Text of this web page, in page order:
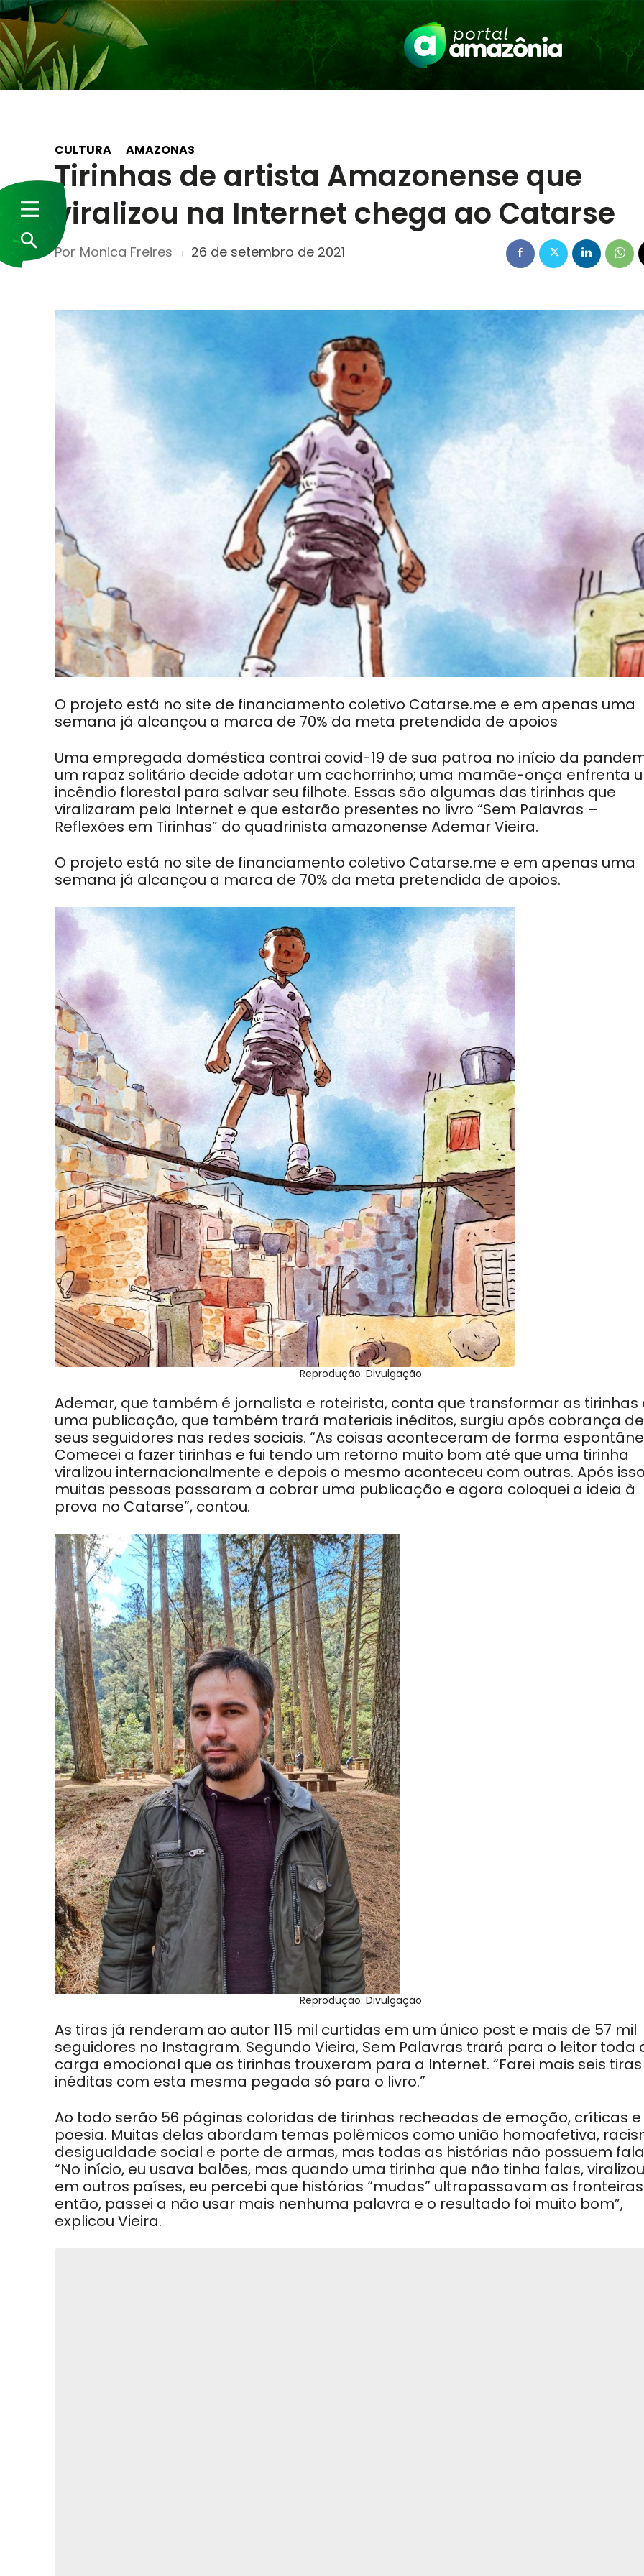
CULTURA AMAZONAS
Tirinhas de artista Amazonense que
viralizou na Internet chega ao Catarse
Por Monica Freires 26 de setembro de 2021
O projeto está no site de financiamento coletivo Catarse.me e em apenas uma
semana já alcançou a marca de 70% da meta pretendida de apoios
Uma empregada doméstica contrai covid-19 de sua patroa no início da
um rapaz solitário decide adotar um cachorrinho; uma mamãe-onça enfrenta
incêndio florestal para salvar seu filhote. Essas são algumas das tirinhas que
viralizaram pela Internet e que estarão presentes no livro “Sem Palavras –
Reflexões em Tirinhas” do quadrinista amazonense Ademar Vieira.
O projeto está no site de financiamento coletivo Catarse.me e em apenas uma
semana já alcançou a marca de 70% da meta pretendida de apoios.
Reprodução: Divulgação
Ademar, que também é jornalista e roteirista, conta que transformar as tirinhas
uma publicação, que também trará materiais inéditos, surgiu após cobrança de
seus seguidores nas redes sociais. “As coisas aconteceram de forma
Comecei a fazer tirinhas e fui tendo um retorno muito bom até que uma tirinha
viralizou internacionalmente e depois o mesmo aconteceu com outras. Após
muitas pessoas passaram a cobrar uma publicação e agora coloquei a ideia à
prova no Catarse”, contou.
Reprodução: Divulgação
As tiras já renderam ao autor 115 mil curtidas em um único post e mais de 57 mil
seguidores no Instagram. Segundo Vieira, Sem Palavras trará para o leitor toda
carga emocional que as tirinhas trouxeram para a Internet. “Farei mais seis tiras
inéditas com esta mesma pegada só para o livro.”
Ao todo serão 56 páginas coloridas de tirinhas recheadas de emoção, críticas e
poesia. Muitas delas abordam temas polêmicos como união homoafetiva,
desigualdade social e porte de armas, mas todas as histórias não possuem
“No início, eu usava balões, mas quando uma tirinha que não tinha falas, viralizou
em outros países, eu percebi que histórias “mudas” ultrapassavam as
então, passei a não usar mais nenhuma palavra e o resultado foi muito bom”,
explicou Vieira.